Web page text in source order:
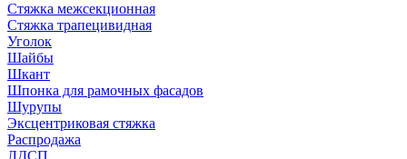
Стяжка межсекционная
Стяжка трапецивидная
Уголок
Шайбы
Шкант
Шпонка для рамочных фасадов
Шурупы
Эксцентриковая стяжка
Распродажа
ЛДСП